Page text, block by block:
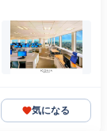
気になる